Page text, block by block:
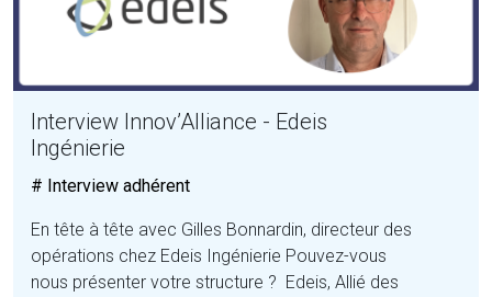
Interview Innov’Alliance - Edeis
Ingénierie
# Interview adhérent
En tête à tête avec Gilles Bonnardin, directeur des
opérations chez Edeis Ingénierie Pouvez-vous
nous présenter votre structure ? Edeis, Allié des